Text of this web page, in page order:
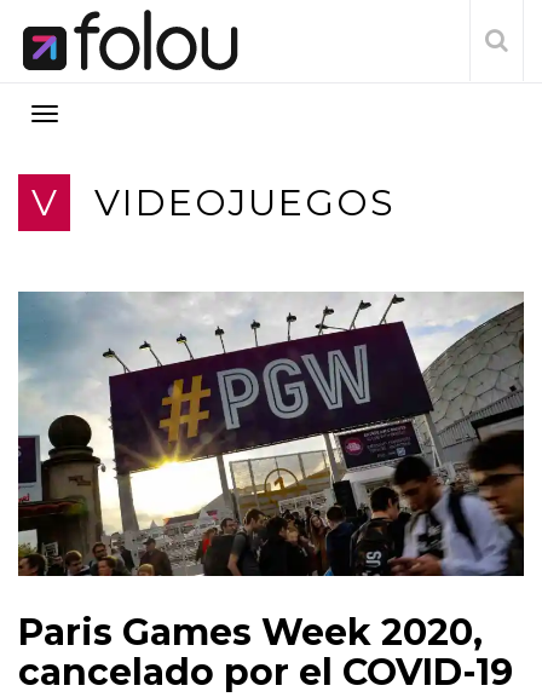
V VIDEOJUEGOS
Paris Games Week 2020,
cancelado por el COVID-19